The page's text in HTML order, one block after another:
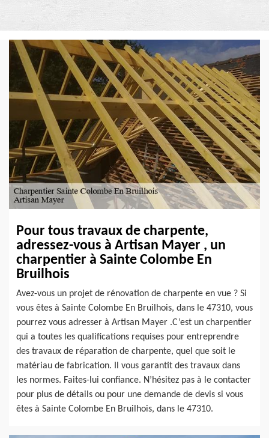
Pour tous travaux de charpente,
adressez-vous à Artisan Mayer , un
charpentier à Sainte Colombe En
Bruilhois
Avez-vous un projet de rénovation de charpente en vue ? Si
vous êtes à Sainte Colombe En Bruilhois, dans le 47310, vous
pourrez vous adresser à Artisan Mayer .C’est un charpentier
qui a toutes les qualifications requises pour entreprendre
des travaux de réparation de charpente, quel que soit le
matériau de fabrication. Il vous garantit des travaux dans
les normes. Faites-lui confiance. N’hésitez pas à le contacter
pour plus de détails ou pour une demande de devis si vous
êtes à Sainte Colombe En Bruilhois, dans le 47310.